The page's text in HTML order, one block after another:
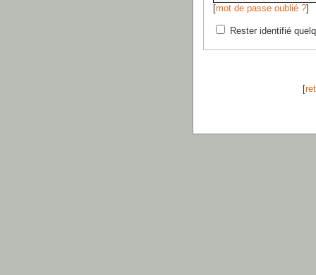
[mot de passe oublié ?]
Rester identifié
[